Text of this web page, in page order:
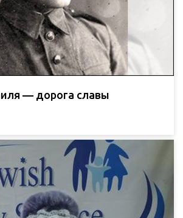
— дорога славы